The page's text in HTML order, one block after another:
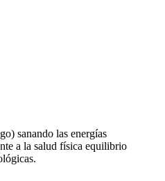
sanando las energías
a la salud física equilibrio